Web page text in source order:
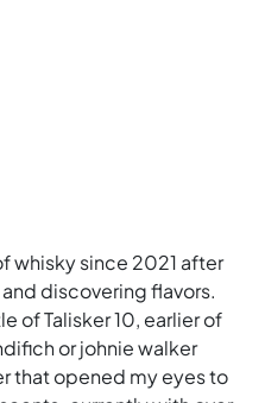
whisky since 2021 after
discovering flavors.
of Talisker 10, earlier of
or johnie walker
that opened my eyes to